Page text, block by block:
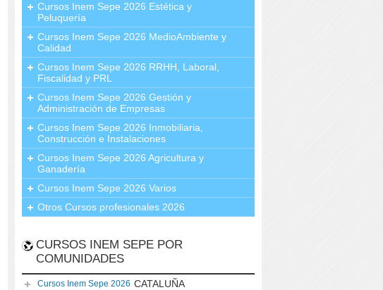
Cursos Inem Sepe 2026 Estética y
Peluquería
Cursos Inem Sepe 2026 MedioAmbiente y
Calidad
Cursos Inem Sepe 2026 RRHH, Laboral,
Fiscalidad y PRL
Cursos Inem Sepe 2026 Gestión y
Administración de Empresas
Cursos Inem Sepe 2026 Inmobiliaria,
Construcción e Instalaciones
Cursos Inem Sepe 2026 Agricultura y
Ganadería
Cursos Inem Sepe 2026 Varios
Otros Cursos profesionales 2026
CURSOS INEM SEPE POR
COMUNIDADES
Cursos Inem Sepe 2026 CATALUÑA